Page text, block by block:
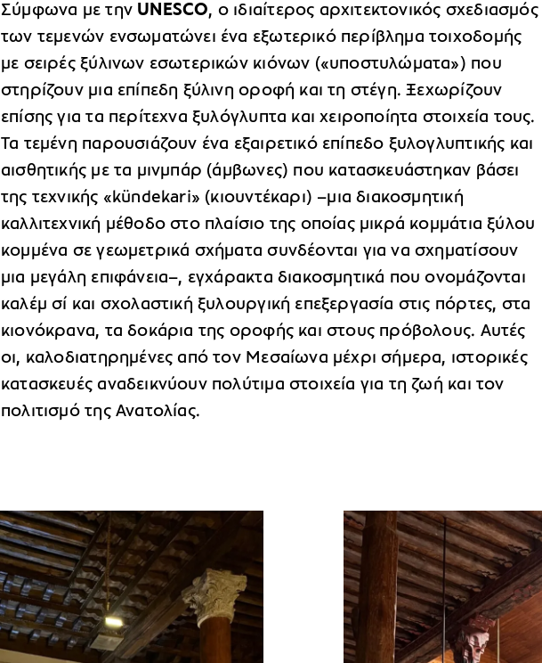
Σύμφωνα με την UNESCO, ο ιδιαίτερος αρχιτεκτονικός σχεδιασμός
των τεμενών ενσωματώνει ένα εξωτερικό περίβλημα τοιχοδομής
με σειρές ξύλινων εσωτερικών κιόνων («υποστυλώματα») που
στηρίζουν μια επίπεδη ξύλινη οροφή και τη στέγη. Ξεχωρίζουν
επίσης για τα περίτεχνα ξυλόγλυπτα και χειροποίητα στοιχεία τους.
Τα τεμένη παρουσιάζουν ένα εξαιρετικό επίπεδο ξυλογλυπτικής και
αισθητικής με τα μινμπάρ (άμβωνες) που κατασκευάστηκαν βάσει
της τεχνικής «kündekari» (κιουντέκαρι) –μια διακοσμητική
καλλιτεχνική μέθοδο στο πλαίσιο της οποίας μικρά κομμάτια ξύλου
κομμένα σε γεωμετρικά σχήματα συνδέονται για να σχηματίσουν
μια μεγάλη επιφάνεια–, εγχάρακτα διακοσμητικά που ονομάζονται
καλέμ σί και σχολαστική ξυλουργική επεξεργασία στις πόρτες, στα
κιονόκρανα, τα δοκάρια της οροφής και στους πρόβολους. Αυτές
οι, καλοδιατηρημένες από τον Μεσαίωνα μέχρι σήμερα, ιστορικές
κατασκευές αναδεικνύουν πολύτιμα στοιχεία για τη ζωή και τον
πολιτισμό της Ανατολίας.